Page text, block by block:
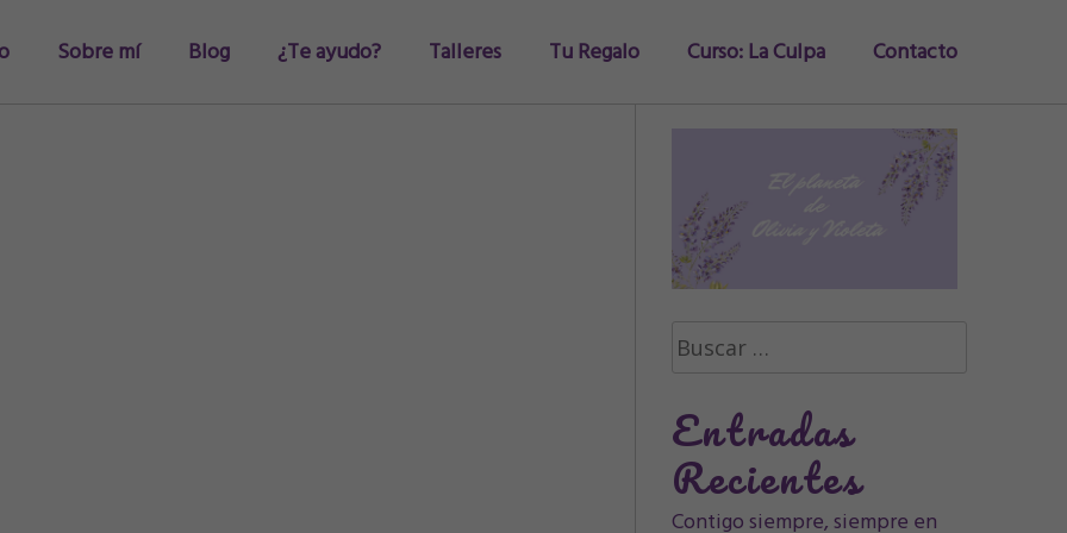
Sobre mí Blog ¿Te ayudo? Talleres Tu Regalo Curso: La Culpa Contacto
Buscar:
Entradas
Recientes
Contigo siempre, siempre en